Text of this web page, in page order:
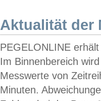
Aktualität der
PEGELONLINE
Im Binnenbereich
Messwerte von
Minuten.